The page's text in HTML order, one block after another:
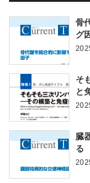
骨
グ
そ
と
臓
る